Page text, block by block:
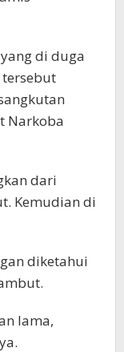
di duga
Narkoba
dari
Kemudian di
diketahui
lama,